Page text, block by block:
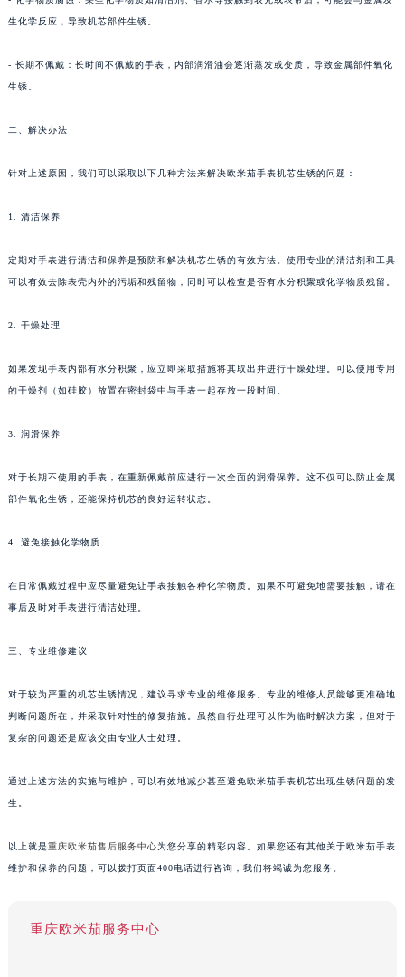
生化学反应，导致机芯部件生锈。
- 长期不佩戴：长时间不佩戴的手表，内部润滑油会逐渐蒸发或变质，导致金属部件氧化
生锈。
二、解决办法
针对上述原因，我们可以采取以下几种方法来解决欧米茄手表机芯生锈的问题：
1. 清洁保养
定期对手表进行清洁和保养是预防和解决机芯生锈的有效方法。使用专业的清洁剂和工具
可以有效去除表壳内外的污垢和残留物，同时可以检查是否有水分积聚或化学物质残留。
2. 干燥处理
如果发现手表内部有水分积聚，应立即采取措施将其取出并进行干燥处理。可以使用专用
的干燥剂（如硅胶）放置在密封袋中与手表一起存放一段时间。
3. 润滑保养
对于长期不使用的手表，在重新佩戴前应进行一次全面的润滑保养。这不仅可以防止金属
部件氧化生锈，还能保持机芯的良好运转状态。
4. 避免接触化学物质
在日常佩戴过程中应尽量避免让手表接触各种化学物质。如果不可避免地需要接触，请在
事后及时对手表进行清洁处理。
三、专业维修建议
对于较为严重的机芯生锈情况，建议寻求专业的维修服务。专业的维修人员能够更准确地
判断问题所在，并采取针对性的修复措施。虽然自行处理可以作为临时解决方案，但对于
复杂的问题还是应该交由专业人士处理。
通过上述方法的实施与维护，可以有效地减少甚至避免欧米茄手表机芯出现生锈问题的发
生。
以上就是重庆欧米茄售后服务中心为您分享的精彩内容。如果您还有其他关于欧米茄手表
维护和保养的问题，可以拨打页面400电话进行咨询，我们将竭诚为您服务。
重庆欧米茄服务中心